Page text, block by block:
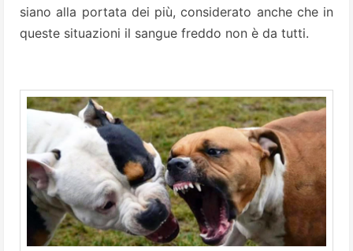
siano alla portata dei più, considerato anche che in
queste situazioni il sangue freddo non è da tutti.